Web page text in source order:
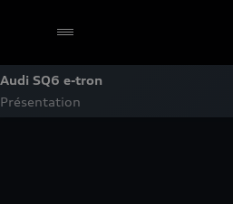
Audi SQ6 e-tron
Présentation